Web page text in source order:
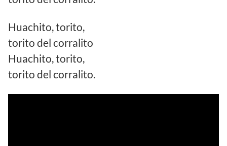
Huachito, torito,
torito del corralito
Huachito, torito,
torito del corralito.